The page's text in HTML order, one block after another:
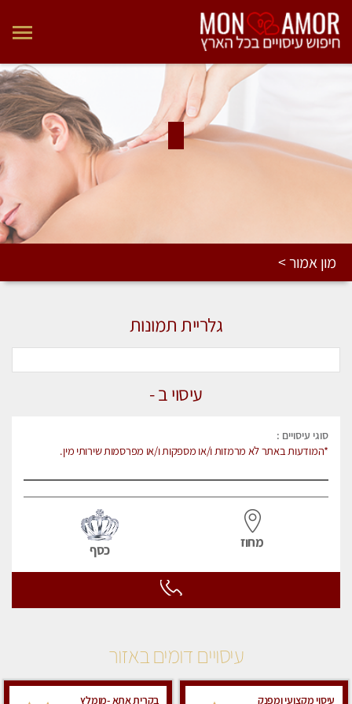
מון אמור >
עיסוי ב -
סוגי עיסויים :
*המודעות באתר לא מרמזות ו/או מספקות ו/או מפרסמות שירותי מין.
מחוז כסף
גלריית תמונות
עיסויים דומים באזור
עיסוי מקצועי ומפנק
בקרית אתא -מומלץ